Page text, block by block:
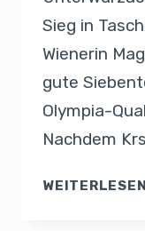
Sieg in
Wienerin
gute
Olympia-
Nachdem
WEITERLESEN